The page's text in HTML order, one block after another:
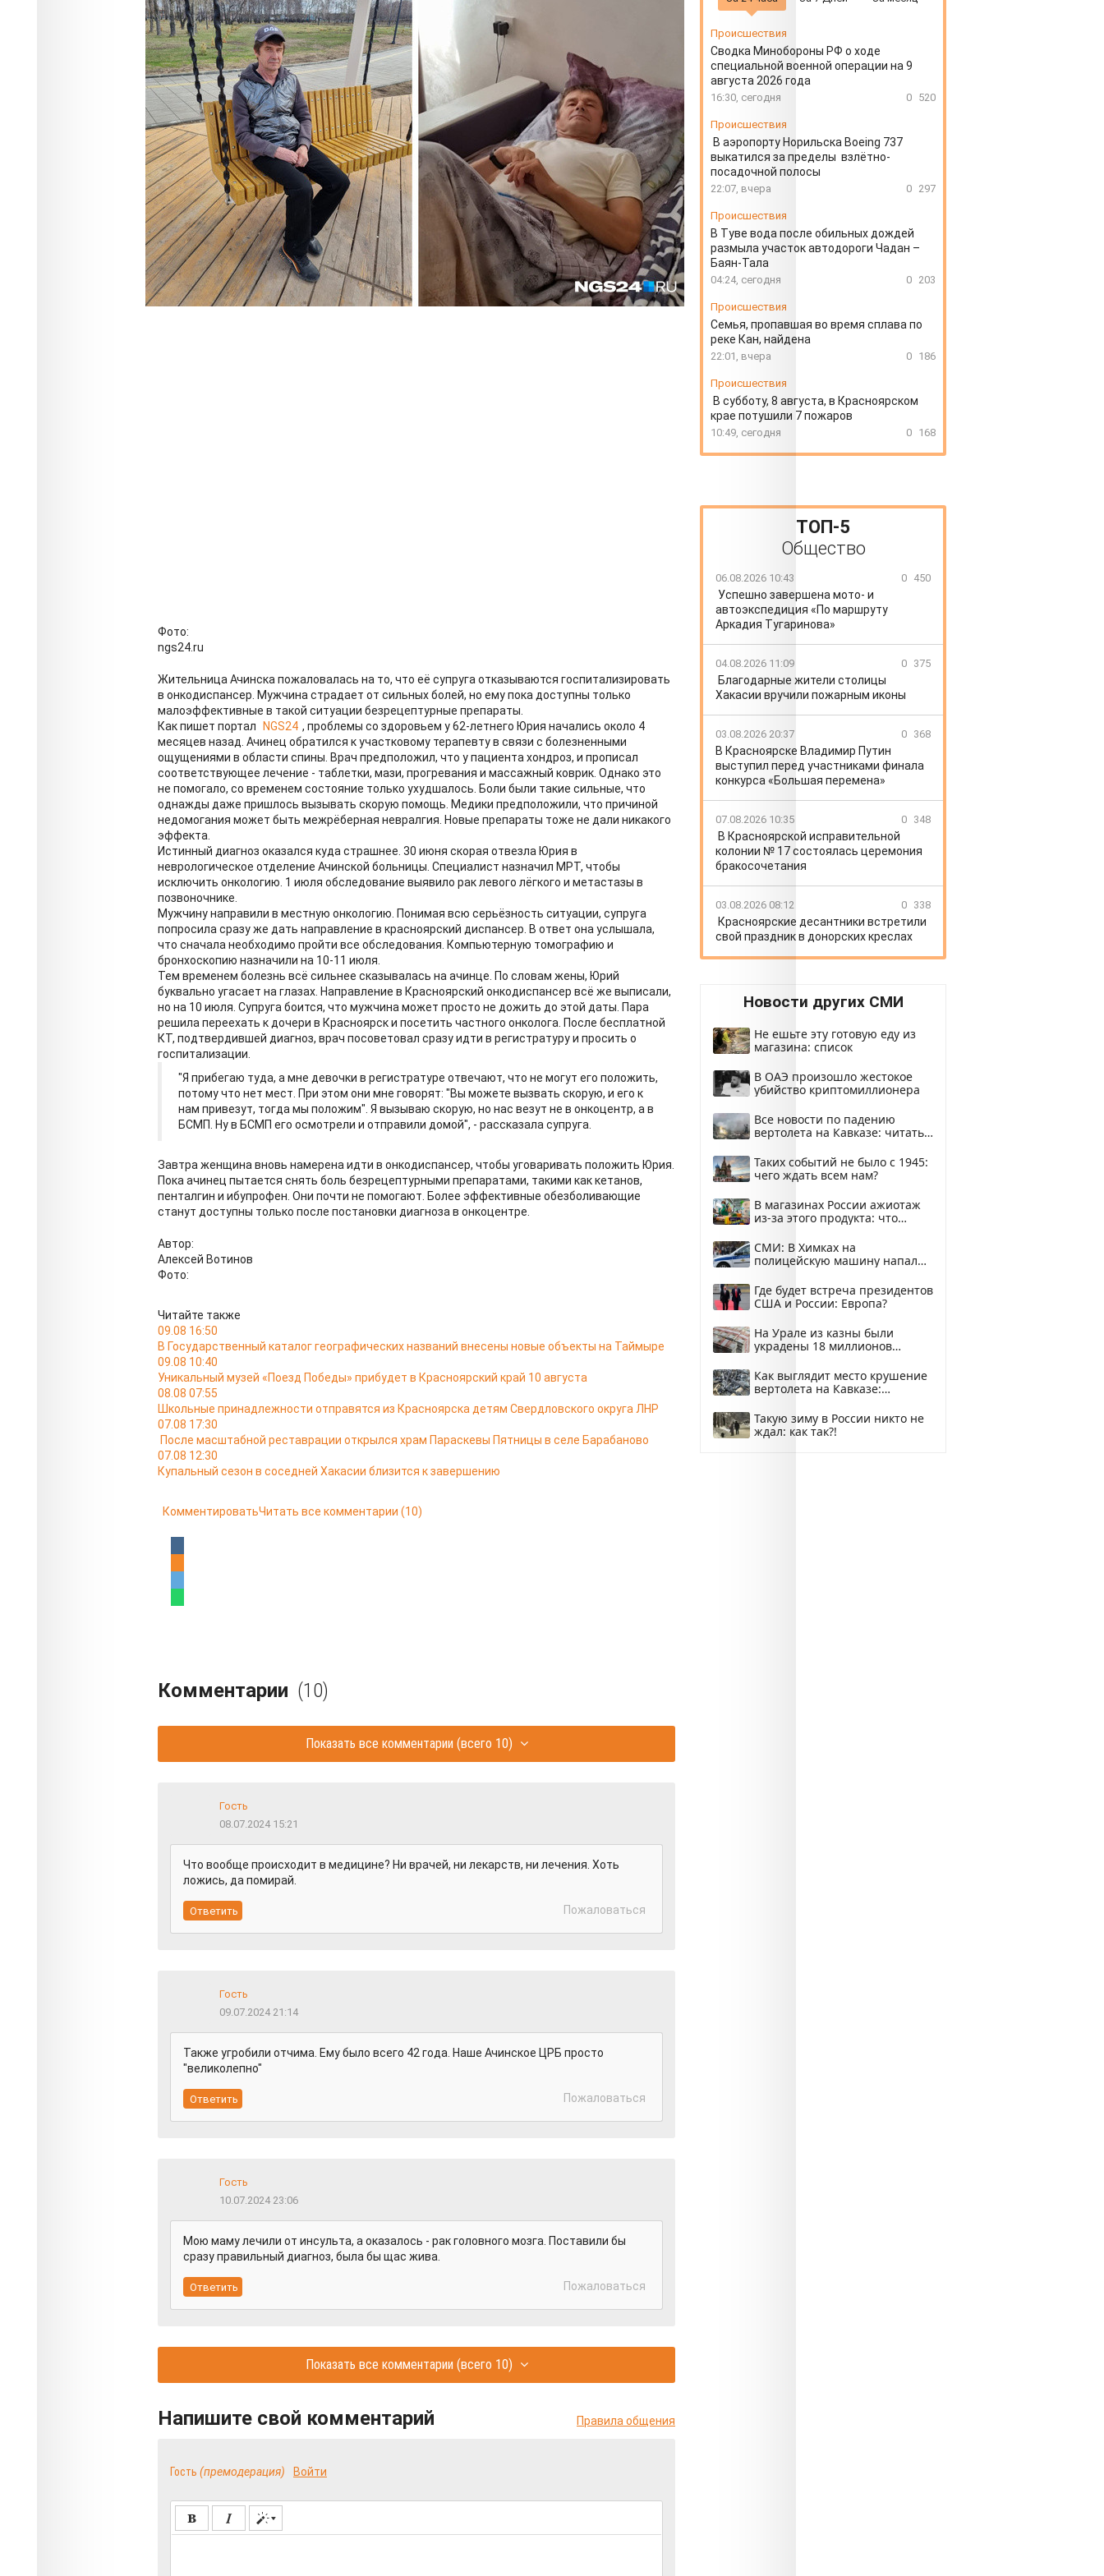
госпитализировать в онкодиспансер
Общество
07.07.2024 15:469353
10
Фото:
ngs24.ru
Жительница Ачинска пожаловалась на то, что её супруга отказываются госпитализировать
в онкодиспансер. Мужчина страдает от сильных болей, но ему пока доступны только
малоэффективные в такой ситуации безрецептурные препараты.
Как пишет портал
NGS24 , проблемы со здоровьем у 62-летнего Юрия начались около 4
месяцев назад. Ачинец обратился к участковому терапевту в связи с болезненными
ощущениями в области спины. Врач предположил, что у пациента хондроз, и прописал
соответствующее лечение - таблетки, мази, прогревания и массажный коврик. Однако это
не помогало, со временем состояние только ухудшалось. Боли были такие сильные, что
однажды даже пришлось вызывать скорую помощь. Медики предположили, что причиной
недомогания может быть межрёберная невралгия. Новые препараты тоже не дали никакого
эффекта.
Истинный диагноз оказался куда страшнее. 30 июня скорая отвезла Юрия в
неврологическое отделение Ачинской больницы. Специалист назначил МРТ, чтобы
исключить онкологию. 1 июля обследование выявило рак левого лёгкого и метастазы в
позвоночнике.
Мужчину направили в местную онкологию. Понимая всю серьёзность ситуации, супруга
попросила сразу же дать направление в красноярский диспансер. В ответ она услышала,
что сначала необходимо пройти все обследования. Компьютерную томографию и
бронхоскопию назначили на 10-11 июля.
Тем временем болезнь всё сильнее сказывалась на ачинце. По словам жены, Юрий
буквально угасает на глазах. Направление в Красноярский онкодиспансер всё же выписали,
но на 10 июля. Супруга боится, что мужчина может просто не дожить до этой даты. Пара
решила переехать к дочери в Красноярск и посетить частного онколога. После бесплатной
КТ, подтвердившей диагноз, врач посоветовал сразу идти в регистратуру и просить о
госпитализации.
"Я прибегаю туда, а мне девочки в регистратуре отвечают, что не могут его положить,
потому что нет мест. При этом они мне говорят: "Вы можете вызвать скорую, и его к
нам привезут, тогда мы положим". Я вызываю скорую, но нас везут не в онкоцентр, а в
БСМП. Ну в БСМП его осмотрели и отправили домой", - рассказала супруга.
Завтра женщина вновь намерена идти в онкодиспансер, чтобы уговаривать положить Юрия.
Пока ачинец пытается снять боль безрецептурными препаратами, такими как кетанов,
пенталгин и ибупрофен. Они почти не помогают. Более эффективные обезболивающие
станут доступны только после постановки диагноза в онкоцентре.
Автор:
Алексей Вотинов
Фото:
Читайте также
09.08 16:50
В Государственный каталог географических названий внесены новые объекты на Таймыре
09.08 10:40
Уникальный музей «Поезд Победы» прибудет в Красноярский край 10 августа
08.08 07:55
Школьные принадлежности отправятся из Красноярска детям Свердловского округа ЛНР
07.08 17:30
После масштабной реставрации открылся храм Параскевы Пятницы в селе Барабаново
07.08 12:30
Купальный сезон в соседней Хакасии близится к завершению
КомментироватьЧитать все комментарии (10)
Комментарии (10)
Показать все комментарии(всего 10)
Гость
08.07.2024 15:21
Что вообще происходит в медицине? Ни врачей, ни лекарств, ни лечения. Хоть
ложись, да помирай.
Пожаловаться
Гость
09.07.2024 21:14
Также угробили отчима. Ему было всего 42 года. Наше Ачинское ЦРБ просто
"великолепно"
Пожаловаться
Гость
10.07.2024 23:06
Мою маму лечили от инсульта, а оказалось - рак головного мозга. Поставили бы
сразу правильный диагноз, была бы щас жива.
Пожаловаться
Показать все комментарии(всего 10)
Напишите свой комментарий Правила общения
Гость (премодерация) Войти
Происшествия
Сводка Минобороны РФ о ходе
специальной военной операции на 9
августа 2026 года
16:30, сегодня 0 520
Происшествия
В аэропорту Норильска Boeing 737
выкатился за пределы взлётно-
посадочной полосы
22:07, вчера 0 297
Происшествия
В Туве вода после обильных дождей
размыла участок автодороги Чадан –
Баян-Тала
04:24, сегодня 0 203
Происшествия
Семья, пропавшая во время сплава по
реке Кан, найдена
22:01, вчера 0 186
Происшествия
В субботу, 8 августа, в Красноярском
крае потушили 7 пожаров
10:49, сегодня 0 168
ТОП-5
Общество
06.08.2026 10:43 0 450
Успешно завершена мото- и
автоэкспедиция «По маршруту
Аркадия Тугаринова»
04.08.2026 11:09 0 375
Благодарные жители столицы
Хакасии вручили пожарным иконы
03.08.2026 20:37 0 368
В Красноярске Владимир Путин
выступил перед участниками финала
конкурса «Большая перемена»
07.08.2026 10:35 0 348
В Красноярской исправительной
колонии № 17 состоялась церемония
бракосочетания
03.08.2026 08:12 0 338
Красноярские десантники встретили
свой праздник в донорских креслах
Новости других СМИ
Не ешьте эту готовую еду из
магазина: список
В ОАЭ произошло жестокое
убийство криптомиллионера
Все новости по падению
вертолета на Кавказе: читать
Таких событий не было с 1945:
чего ждать всем нам?
В магазинах России ажиотаж
из-за этого продукта: что
СМИ: В Химках на
полицейскую машину напали
Где будет встреча президентов
США и России: Европа?
На Урале из казны были
украдены 18 миллионов
Как выглядит место крушение
вертолета на Кавказе:
Такую зиму в России никто не
ждал: как так?!